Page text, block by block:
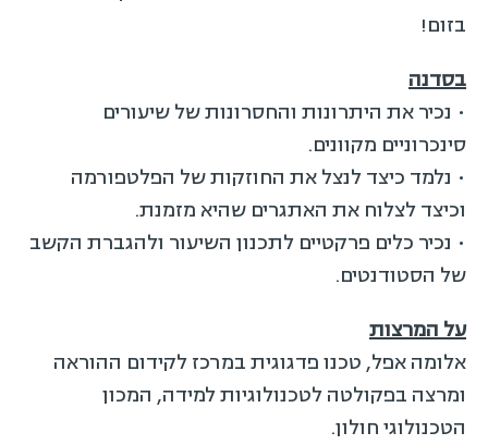
בזום!
בסדנה
• נכיר את היתרונות והחסרונות של שיעורים
סינכרוניים מקוונים.
• נלמד כיצד לנצל את החוזקות של הפלטפורמה
וכיצד לצלוח את האתגרים שהיא מזמנת.
• נכיר כלים פרקטיים לתכנון השיעור ולהגברת הקשב
של הסטודנטים.
על המרצות
אלומה אפל, טכנו פדגוגית במרכז לקידום ההוראה
ומרצה בפקולטה לטכנולוגיות למידה, המכון
הטכנולוגי חולון.